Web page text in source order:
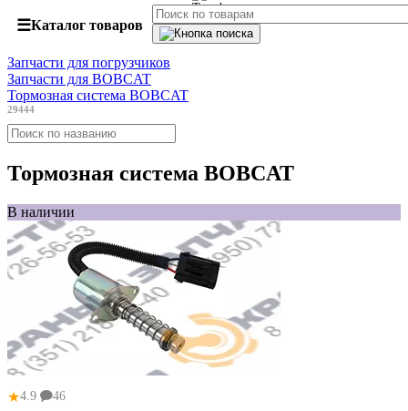
☰Каталог товаров
Запчасти для погрузчиков
Запчасти для BOBCAT
Тормозная система BOBCAT
29444
Тормозная система BOBCAT
В наличии
★4.9 46